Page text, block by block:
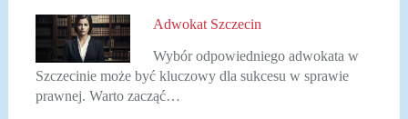
Adwokat Szczecin
Wybór odpowiedniego adwokata w
Szczecinie może być kluczowy dla sukcesu w sprawie
prawnej. Warto zacząć…